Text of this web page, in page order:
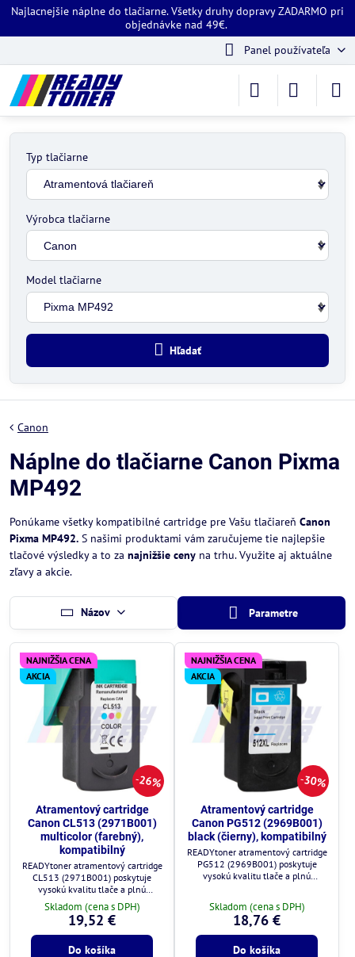
Najlacnejšie náplne do tlačiarne. Všetky druhy dopravy ZADARMO pri
objednávke nad 49€.
Panel používateľa
Typ tlačiarne
Výrobca tlačiarne
Model tlačiarne
Hľadať
Canon
Náplne do tlačiarne Canon Pixma
MP492
Ponúkame všetky kompatibilné cartridge pre Vašu tlačiareň Canon
Pixma MP492. S našimi produktami vám zaručujeme tie najlepšie
tlačové výsledky a to za najnižšie ceny na trhu. Využite aj aktuálne
zľavy a akcie.
Názov Parametre
26%
NAJNIŽŠIA CENA
AKCIA
Atramentový cartridge
Canon CL513 (2971B001)
multicolor (farebný),
kompatibilný
READYtoner atramentový cartridge
CL513 (2971B001) poskytuje
vysokú kvalitu tlače a plnú
kompatibilitu s tlačiarňami Canon.
Skladom (cena s DPH)
19,52 €
Do košíka
30%
NAJNIŽŠIA CENA
AKCIA
Atramentový cartridge
Canon PG512 (2969B001)
black (čierny), kompatibilný
READYtoner atramentový cartridge
PG512 (2969B001) poskytuje
vysokú kvalitu tlače a plnú
Skladom (cena s DPH)
18,76 €
Do košíka